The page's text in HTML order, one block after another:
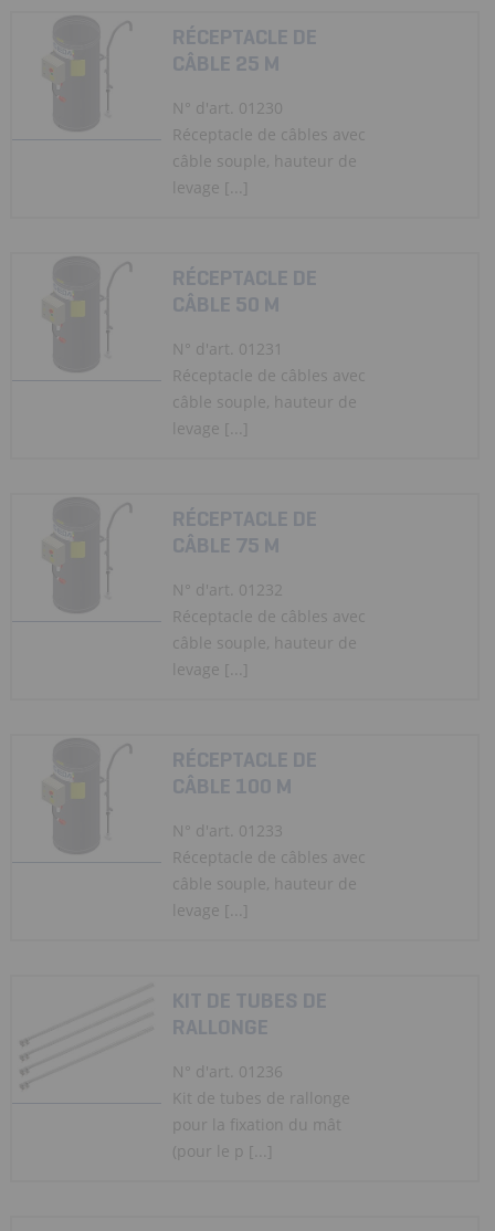
RÉCEPTACLE DE
CÂBLE 25 M
N° d'art. 01230
Réceptacle de câbles avec
câble souple, hauteur de
levage [...]
RÉCEPTACLE DE
CÂBLE 50 M
N° d'art. 01231
Réceptacle de câbles avec
câble souple, hauteur de
levage [...]
RÉCEPTACLE DE
CÂBLE 75 M
N° d'art. 01232
Réceptacle de câbles avec
câble souple, hauteur de
levage [...]
RÉCEPTACLE DE
CÂBLE 100 M
N° d'art. 01233
Réceptacle de câbles avec
câble souple, hauteur de
levage [...]
KIT DE TUBES DE
RALLONGE
N° d'art. 01236
Kit de tubes de rallonge
pour la fixation du mât
(pour le p [...]